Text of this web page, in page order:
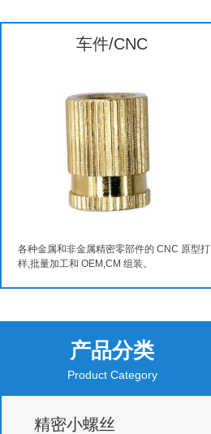
车件/CNC
各种金属和非金属精密零部件的 CNC 原型打
样,批量加工和 OEM,CM 组装。
产品分类
Product Category
精密小螺丝